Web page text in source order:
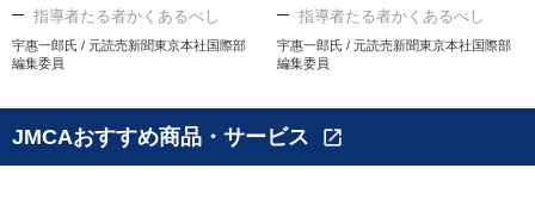
指導者たる者かくあるべし
宇惠一郎氏 / 元読売新聞東京本社国際部
編集委員
指導者たる者かくあるべし
宇惠一郎氏 / 元読売新聞東京本社国際部
編集委員
JMCAおすすめ商品・サービス open_in_new